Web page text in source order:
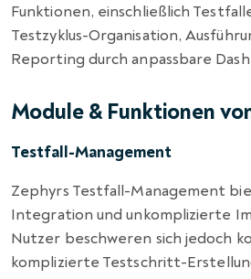
Funktionen, einschließlich
Testzyklus-Organisation,
Reporting durch anpassbare
Module & Funktionen
Testfall-Management
Zephyrs Testfall-Management
Integration und unkomplizierte
Nutzer beschweren sich jedoch
komplizierte Testschritt-